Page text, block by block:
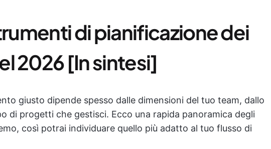
di pianificazione dei
2026 [In sintesi]
giusto dipende spesso dalle dimensioni del tuo team, dallo
di progetti che gestisci. Ecco una rapida panoramica degli
così potrai individuare quello più adatto al tuo flusso di